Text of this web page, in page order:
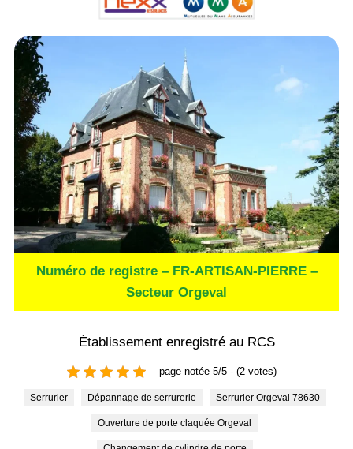
Numéro de registre – FR-ARTISAN-PIERRE –
Secteur Orgeval
Établissement enregistré au RCS
page notée 5/5 - (2 votes)
Serrurier Dépannage de serrurerie Serrurier Orgeval 78630
Ouverture de porte claquée Orgeval